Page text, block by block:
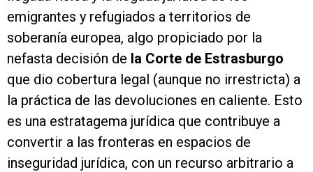
emigrantes y refugiados a territorios de
soberanía europea, algo propiciado por la
nefasta decisión de la Corte de Estrasburgo
que dio cobertura legal (aunque no irrestricta) a
la práctica de las devoluciones en caliente. Esto
es una estratagema jurídica que contribuye a
convertir a las fronteras en espacios de
inseguridad jurídica, con un recurso arbitrario a